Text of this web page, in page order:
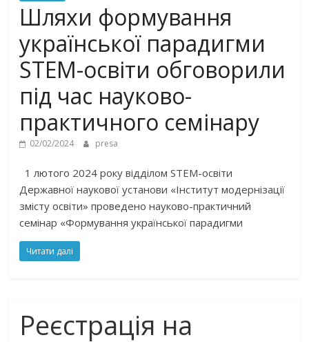
Шляхи формування
української парадигми
STEM-освіти обговорили
під час науково-
практичного семінару
02/02/2024 presa
1 лютого 2024 року відділом STEM-освіти
Державної наукової установи «Інститут модернізації
змісту освіти» проведено науково-практичний
семінар «Формування української парадигми
Читати далі
Реєстрація на